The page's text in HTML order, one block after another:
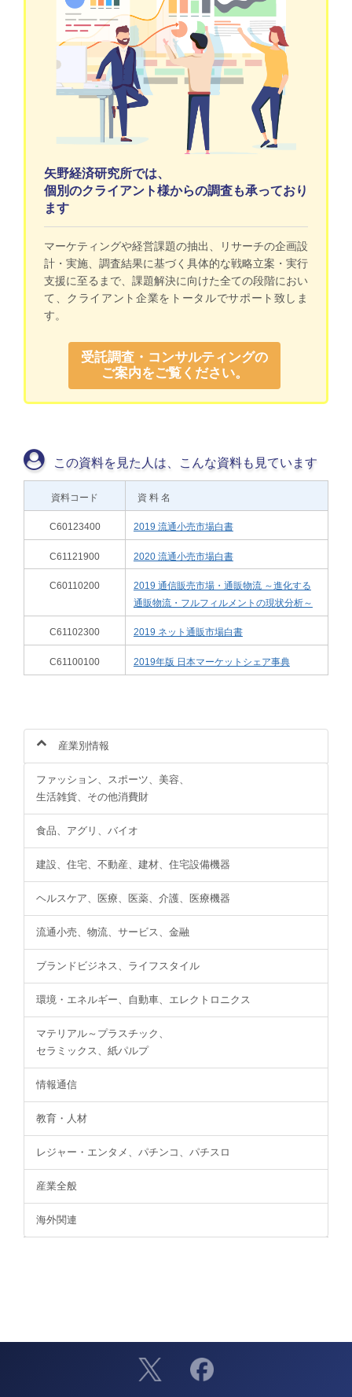
矢野経済研究所では、
個別のクライアント様からの調査も承っており
ます
マーケティングや経営課題の抽出、リサーチの企画設
計・実施、調査結果に基づく具体的な戦略立案・実行
支援に至るまで、課題解決に向けた全ての段階におい
て、クライアント企業をトータルでサポート致しま
す。
受託調査・コンサルティングの
ご案内をご覧ください。
この資料を見た人は、こんな資料も見ています
資料コード 資 料 名
C60123400 2019 流通小売市場白書
C61121900 2020 流通小売市場白書
C60110200
2019 通信販売市場・通販物流 ～進化する
通販物流・フルフィルメントの現状分析～
C61102300 2019 ネット通販市場白書
C61100100 2019年版 日本マーケットシェア事典
産業別情報
ファッション、スポーツ、美容、
生活雑貨、その他消費財
食品、アグリ、バイオ
建設、住宅、不動産、建材、住宅設備機器
ヘルスケア、医療、医薬、介護、医療機器
流通小売、物流、サービス、金融
ブランドビジネス、ライフスタイル
環境・エネルギー、自動車、エレクトロニクス
マテリアル～プラスチック、
セラミックス、紙パルプ
情報通信
教育・人材
レジャー・エンタメ、パチンコ、パチスロ
産業全般
海外関連